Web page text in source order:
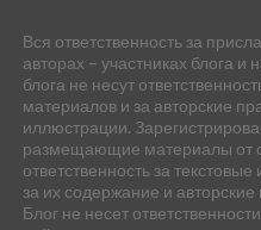
Вся ответственность за
авторах – участниках блога и
блога не несут
материалов и за авторские
иллюстрации.
размещающие материалы от
ответственность за
за их содержание и авторские
Блог не несет